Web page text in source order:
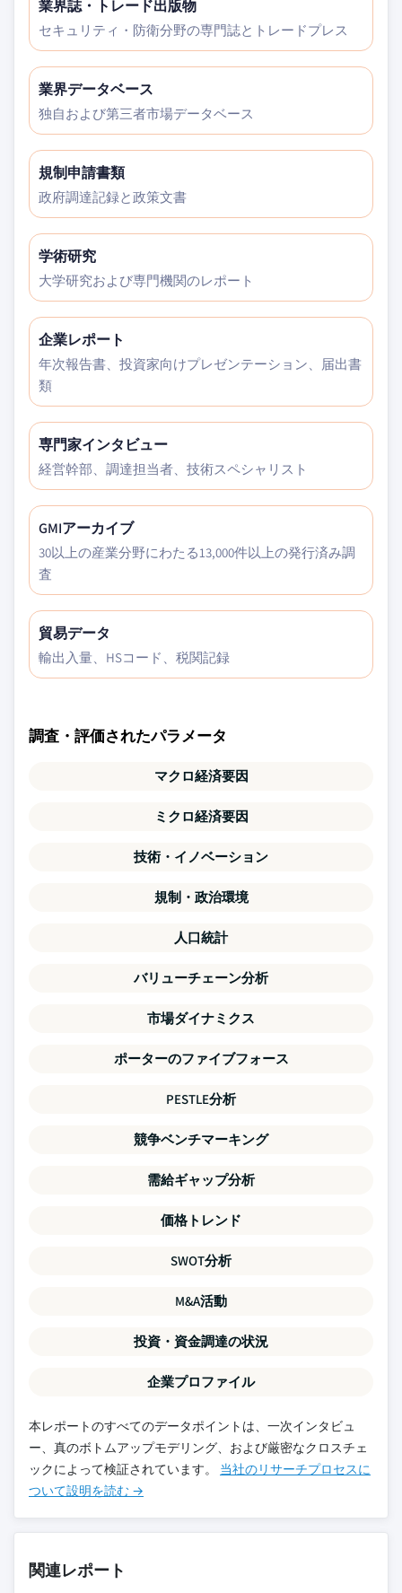
業界誌・トレード出版物
セキュリティ・防衛分野の専門誌とトレードプレス
業界データベース
独自および第三者市場データベース
規制申請書類
政府調達記録と政策文書
学術研究
大学研究および専門機関のレポート
企業レポート
年次報告書、投資家向けプレゼンテーション、届出書
類
専門家インタビュー
経営幹部、調達担当者、技術スペシャリスト
GMIアーカイブ
30以上の産業分野にわたる13,000件以上の発行済み調
査
貿易データ
輸出入量、HSコード、税関記録
調査・評価されたパラメータ
マクロ経済要因
ミクロ経済要因
技術・イノベーション
規制・政治環境
人口統計
バリューチェーン分析
市場ダイナミクス
ポーターのファイブフォース
PESTLE分析
競争ベンチマーキング
需給ギャップ分析
価格トレンド
SWOT分析
M&A活動
投資・資金調達の状況
企業プロファイル
本レポートのすべてのデータポイントは、一次インタビュ
ー、真のボトムアップモデリング、および厳密なクロスチェ
ックによって検証されています。 当社のリサーチプロセスに
ついて設明を読む →
関連レポート